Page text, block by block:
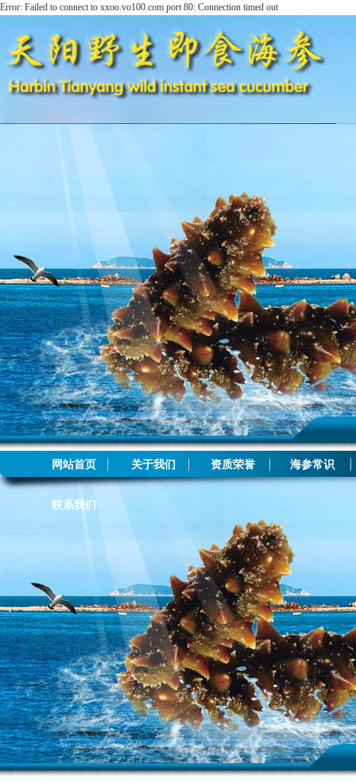
Error: Failed to connect to xxoo.vo100.com port 80: Connection timed out
网站首页 关于我们 资质荣誉 海参常识
联系我们